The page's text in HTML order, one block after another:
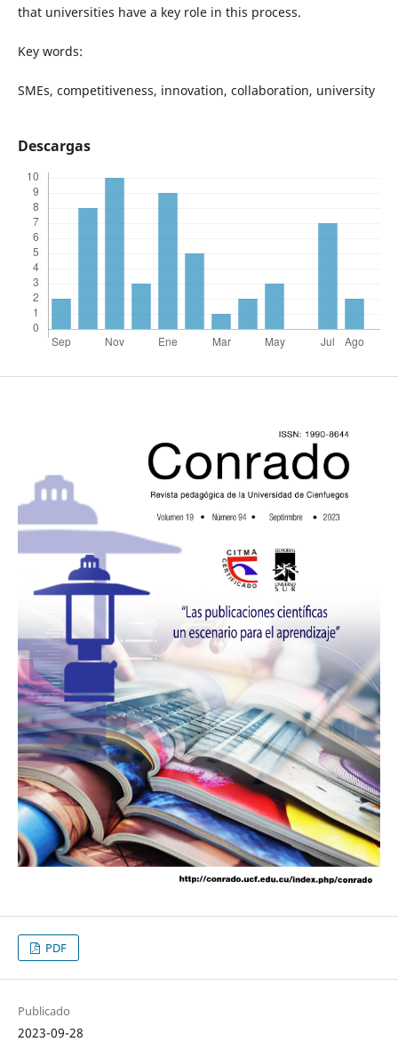
that universities have a key role in this process.
Key words:
SMEs, competitiveness, innovation, collaboration, university
Descargas
PDF
Publicado
2023-09-28